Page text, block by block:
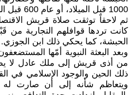
1000 قبل الميلاد، أو عام 600 قبل الميلاد».
ثم لاحقاً توثقت صلاة قريش
كانت تردها قوافلهم التجارية من
الحبشة، كما يحكي ذلك ابن الجوزي.
وبعد البعثة النبوية أمّها
من أذى قريش إلى ملك عادل لا
ذلك الحين والوجود الإسلامي في
ويتعاظم شأنه إلى أن صارت له